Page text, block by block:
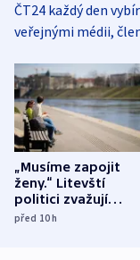
ČT24 každý den
veřejnými médii,
„Musíme zapojit
ženy.“ Litevští
politici zvažují
dohodu o
před 10h